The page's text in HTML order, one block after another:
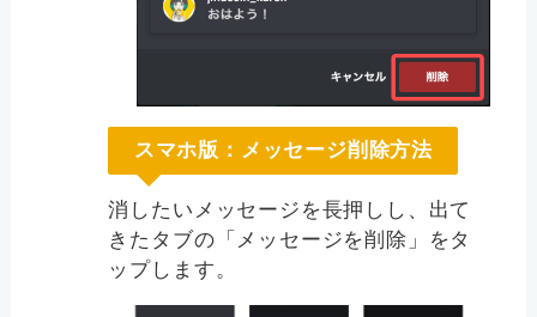
スマホ版：メッセージ削除方法
消したいメッセージを長押しし、出て
きたタブの「メッセージを削除」をタ
ップします。